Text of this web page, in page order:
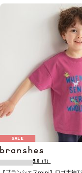
SALE
5.0 （1）